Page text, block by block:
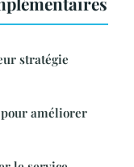
stratégie
améliorer